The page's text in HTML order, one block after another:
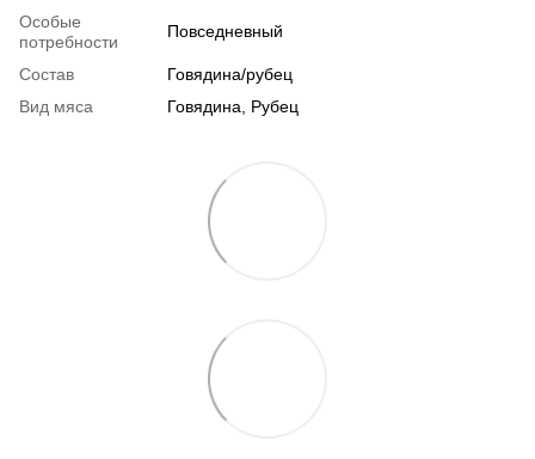
Особые
потребности
Повседневный
Состав
Говядина/рубец
Вид мяса
Говядина, Рубец